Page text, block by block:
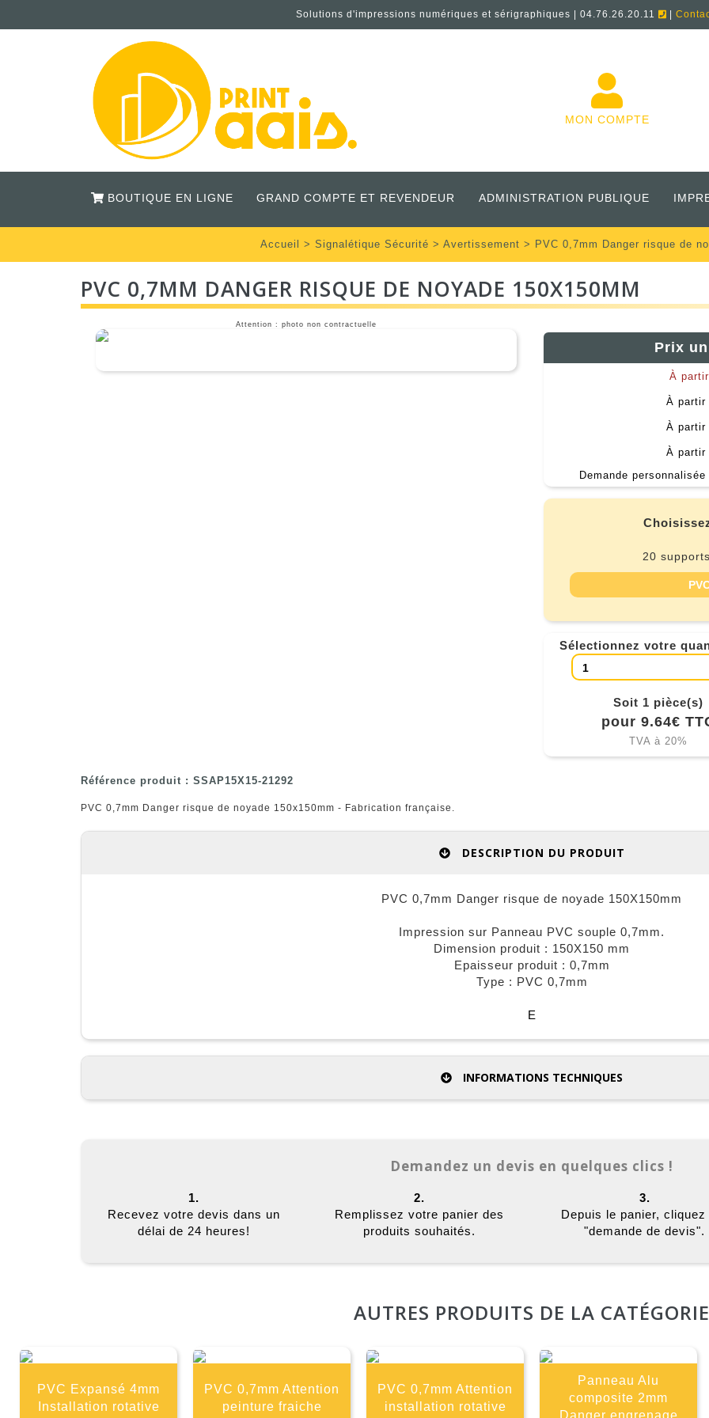
Solutions d'impressions numériques et sérigraphiques | 04.76.26.20.11 |
MON COMPTE
BOUTIQUE EN LIGNE GRAND COMPTE ET REVENDEUR ADMINISTRATION PUBLIQUE
Accueil > Signalétique Sécurité > Avertissement > PVC 0,7mm Danger risque de
PVC 0,7MM DANGER RISQUE DE NOYADE 150X150MM
Attention : photo non contractuelle
Prix
À
À
À
À
Demande
20
Sélectionnez votre
Soit 1 pièce(s)
pour 9.64€
TVA à 20%
Référence produit : SSAP15X15-21292
PVC 0,7mm Danger risque de noyade 150x150mm - Fabrication française.
DESCRIPTION DU PRODUIT
PVC 0,7mm Danger risque de noyade 150X150mm
Impression sur Panneau PVC souple 0,7mm.
Dimension produit : 150X150 mm
Epaisseur produit : 0,7mm
Type : PVC 0,7mm
E
INFORMATIONS TECHNIQUES
Demandez un devis en quelques clics !
1.
Recevez votre devis dans un
délai de 24 heures!
2.
Remplissez votre panier des
produits souhaités.
3.
Depuis le panier, cliquez
"demande de devis".
AUTRES PRODUITS DE LA CATÉGORIE
PVC Expansé 4mm
Installation rotative
PVC 0,7mm Attention
peinture fraiche
PVC 0,7mm Attention
installation rotative
Panneau Alu
composite 2mm
Danger engrenage